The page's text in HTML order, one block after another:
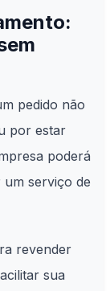
pedido não
por estar
poderá
serviço de
revender
sua